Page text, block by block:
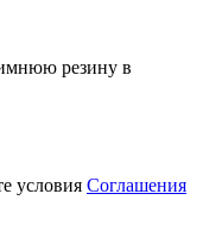
резину в
условия Соглашения